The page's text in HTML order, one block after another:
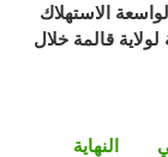
الاستهلاك
قالمة خلال
النهاية